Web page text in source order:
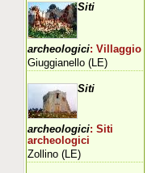
Siti
archeologici: Villaggio
Giuggianello (LE)
Siti
archeologici: Siti
archeologici
Zollino (LE)